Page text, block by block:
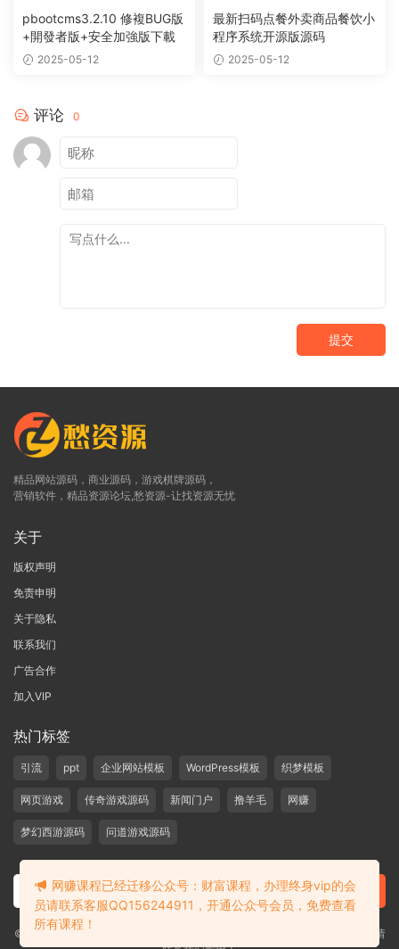
pbootcms3.2.10 修複BUG版
+開發者版+安全加強版下載
2025-05-12
最新扫码点餐外卖商品餐饮小
程序系统开源版源码
2025-05-12
评论 0
提交
精品网站源码，商业源码，游戏棋牌源码，
营销软件，精品资源论坛,愁资源-让找资源无忧
关于
版权声明
免责申明
关于隐私
联系我们
广告合作
加入VIP
热门标签
引流 ppt 企业网站模板 WordPress模板 织梦模板
网页游戏 传奇游戏源码 新闻门户 撸羊毛 网赚
梦幻西游源码 问道游戏源码
©2019-2020 愁资源 站内大部分资源收集于网络，若侵犯了您的合法权益，请
网赚课程已经迁移公众号：财富课程，办理终身vip的会
员请联系客服QQ156244911，开通公众号会员，免费查看
所有课程！